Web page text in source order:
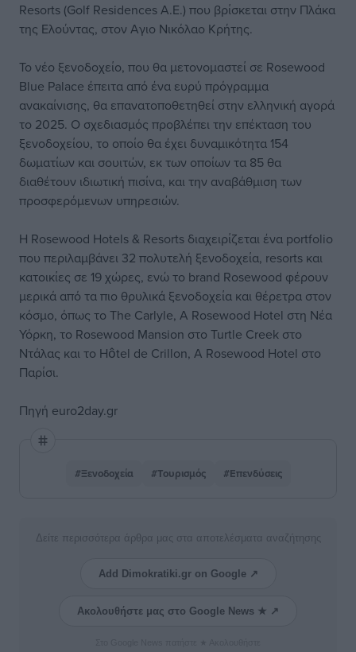
Resorts (Golf Residences Α.Ε.) που βρίσκεται στην Πλάκα
της Ελούντας, στον Αγιο Νικόλαο Κρήτης.
Το νέο ξενοδοχείο, που θα μετονομαστεί σε Rosewood
Blue Palace έπειτα από ένα ευρύ πρόγραμμα
ανακαίνισης, θα επανατοποθετηθεί στην ελληνική αγορά
το 2025. Ο σχεδιασμός προβλέπει την επέκταση του
ξενοδοχείου, το οποίο θα έχει δυναμικότητα 154
δωματίων και σουιτών, εκ των οποίων τα 85 θα
διαθέτουν ιδιωτική πισίνα, και την αναβάθμιση των
προσφερόμενων υπηρεσιών.
Η Rosewood Hotels & Resorts διαχειρίζεται ένα portfolio
που περιλαμβάνει 32 πολυτελή ξενοδοχεία, resorts και
κατοικίες σε 19 χώρες, ενώ το brand Rosewood φέρουν
μερικά από τα πιο θρυλικά ξενοδοχεία και θέρετρα στον
κόσμο, όπως το The Carlyle, A Rosewood Hotel στη Νέα
Υόρκη, το Rosewood Mansion στο Turtle Creek στο
Ντάλας και το Hôtel de Crillon, A Rosewood Hotel στο
Παρίσι.
Πηγή euro2day.gr
#Ξενοδοχεία #Τουρισμός #Επενδύσεις
Δείτε περισσότερα άρθρα μας στα αποτελέσματα αναζήτησης
Add Dimokratiki.gr on Google ↗
Ακολουθήστε μας στο Google News ★ ↗